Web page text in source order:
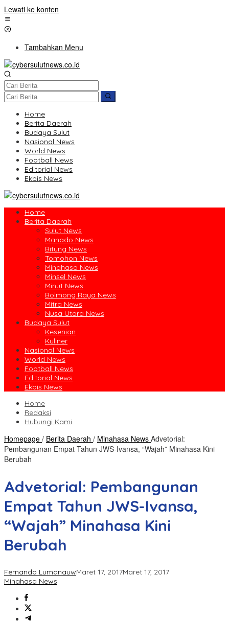
Lewati ke konten
Tambahkan Menu
Home
Berita Daerah
Budaya Sulut
Nasional News
World News
Football News
Editorial News
Ekbis News
Home
Berita Daerah
Sulut News
Manado News
Bitung News
Tomohon News
Minahasa News
Minsel News
Minut News
Bolmong Raya News
Mitra News
Nusa Utara News
Budaya Sulut
Kesenian
Kuliner
Nasional News
World News
Football News
Editorial News
Ekbis News
Home
Redaksi
Hubungi Kami
Homepage / Berita Daerah / Minahasa News Advetorial:
Pembangunan Empat Tahun JWS-Ivansa, “Wajah” Minahasa Kini
Berubah
Advetorial: Pembangunan
Empat Tahun JWS-Ivansa,
“Wajah” Minahasa Kini
Berubah
Fernando LumanauwMaret 17, 2017Maret 17, 2017
Minahasa News